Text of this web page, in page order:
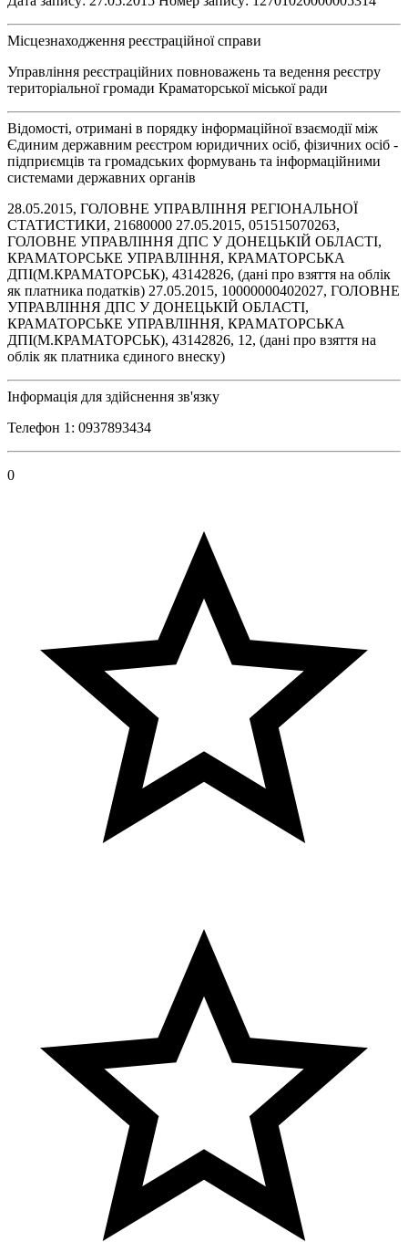
Місцезнаходження реєстраційної справи
Управління реєстраційних повноважень та ведення реєстру
територіальної громади Краматорської міської ради
Відомості, отримані в порядку інформаційної взаємодії між
Єдиним державним реєстром юридичних осіб, фізичних осіб -
підприємців та громадських формувань та інформаційними
системами державних органів
28.05.2015, ГОЛОВНЕ УПРАВЛІННЯ РЕГІОНАЛЬНОЇ
СТАТИСТИКИ, 21680000 27.05.2015, 051515070263,
ГОЛОВНЕ УПРАВЛІННЯ ДПС У ДОНЕЦЬКІЙ ОБЛАСТІ,
КРАМАТОРСЬКЕ УПРАВЛІННЯ, КРАМАТОРСЬКА
ДПІ(М.КРАМАТОРСЬК), 43142826, (дані про взяття на облік
як платника податків) 27.05.2015, 10000000402027, ГОЛОВНЕ
УПРАВЛІННЯ ДПС У ДОНЕЦЬКІЙ ОБЛАСТІ,
КРАМАТОРСЬКЕ УПРАВЛІННЯ, КРАМАТОРСЬКА
ДПІ(М.КРАМАТОРСЬК), 43142826, 12, (дані про взяття на
облік як платника єдиного внеску)
Інформація для здійснення зв'язку
Телефон 1: 0937893434
0